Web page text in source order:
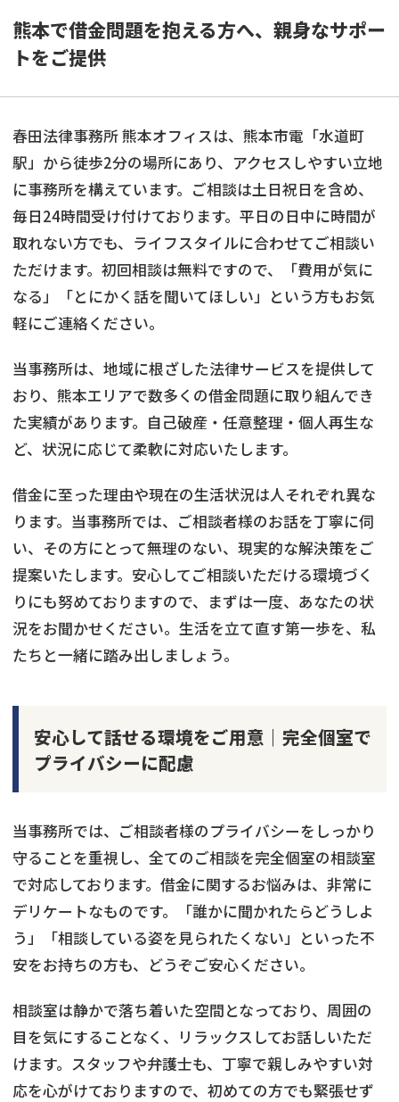
熊本で借金問題を抱える方へ、親身なサポー
トをご提供
春田法律事務所 熊本オフィスは、熊本市電「水道町
駅」から徒歩2分の場所にあり、アクセスしやすい立地
に事務所を構えています。ご相談は土日祝日を含め、
毎日24時間受け付けております。平日の日中に時間が
取れない方でも、ライフスタイルに合わせてご相談い
ただけます。初回相談は無料ですので、「費用が気に
なる」「とにかく話を聞いてほしい」という方もお気
軽にご連絡ください。
当事務所は、地域に根ざした法律サービスを提供して
おり、熊本エリアで数多くの借金問題に取り組んでき
た実績があります。自己破産・任意整理・個人再生な
ど、状況に応じて柔軟に対応いたします。
借金に至った理由や現在の生活状況は人それぞれ異な
ります。当事務所では、ご相談者様のお話を丁寧に伺
い、その方にとって無理のない、現実的な解決策をご
提案いたします。安心してご相談いただける環境づく
りにも努めておりますので、まずは一度、あなたの状
況をお聞かせください。生活を立て直す第一歩を、私
たちと一緒に踏み出しましょう。
安心して話せる環境をご用意｜完全個室で
プライバシーに配慮
当事務所では、ご相談者様のプライバシーをしっかり
守ることを重視し、全てのご相談を完全個室の相談室
で対応しております。借金に関するお悩みは、非常に
デリケートなものです。「誰かに聞かれたらどうしよ
う」「相談している姿を見られたくない」といった不
安をお持ちの方も、どうぞご安心ください。
相談室は静かで落ち着いた空間となっており、周囲の
目を気にすることなく、リラックスしてお話しいただ
けます。スタッフや弁護士も、丁寧で親しみやすい対
応を心がけておりますので、初めての方でも緊張せず